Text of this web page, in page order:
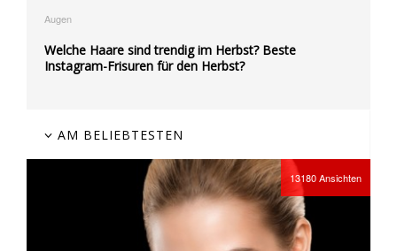
Augen
Welche Haare sind trendig im Herbst? Beste
Instagram-Frisuren für den Herbst?
AM BELIEBTESTEN
13180Ansichten